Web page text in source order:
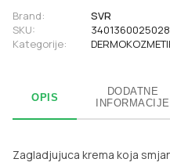
Brand:
SVR
SKU:
3401360025028
Kategorije:
OPIS
DODATNE
INFORMACIJE
Zagladjujuca krema koja